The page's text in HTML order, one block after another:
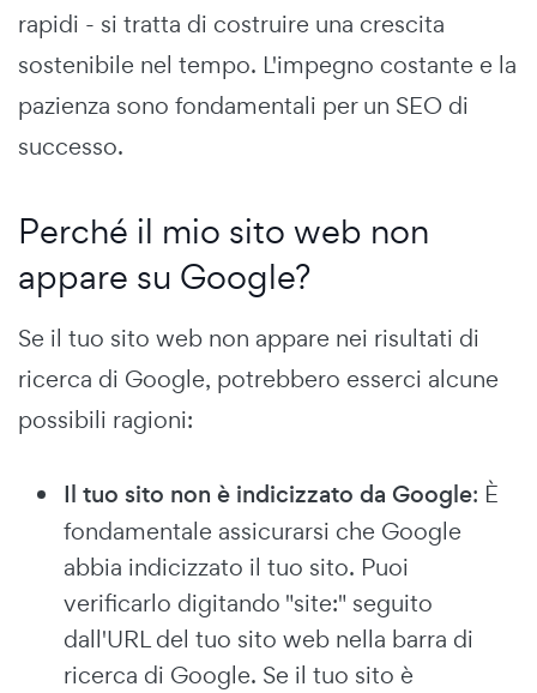
rapidi - si tratta di costruire una crescita
sostenibile nel tempo. L'impegno costante e la
pazienza sono fondamentali per un SEO di
successo.
Perché il mio sito web non
appare su Google?
Se il tuo sito web non appare nei risultati di
ricerca di Google, potrebbero esserci alcune
possibili ragioni:
Il tuo sito non è indicizzato da Google: È
fondamentale assicurarsi che Google
abbia indicizzato il tuo sito. Puoi
verificarlo digitando "site:" seguito
dall'URL del tuo sito web nella barra di
ricerca di Google. Se il tuo sito è